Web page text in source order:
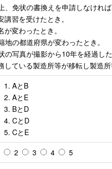
、免状の書換えを申請しなけれ
講習を受けたとき。
が変わったとき。
地の都道府県が変わったとき。
の写真が撮影から10年を経過した
している製造所等が移転し製造
1. AとB
2. AとE
3. BとD
4. CとD
5. CとE
2 3 4 5